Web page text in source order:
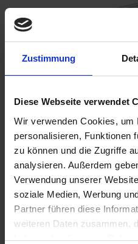
Zustimmung
Diese Webseite verwendet
Wir verwenden Cookies, um
personalisieren, Funktionen
zu können und die Zugriffe
analysieren. Außerdem
Verwendung unserer
soziale Medien, Werbung
Partner führen diese
weiteren Daten zusammen,
haben oder die sie im
176,90 €
Sofort versandfertig,
Deutschlands
Merken Bewerten
Artikel Nr.: 1811442